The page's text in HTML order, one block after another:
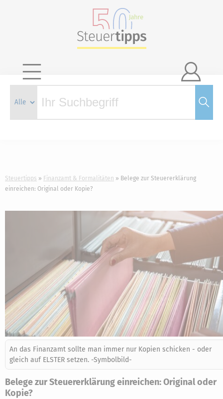

Steuertipps Finanzamt & Formalitäten
Belege zur Steuererklärung
einreichen: Original oder Kopie?
An das Finanzamt sollte man immer nur Kopien schicken - oder
gleich auf ELSTER setzen. -Symbolbild-
Belege zur Steuererklärung einreichen: Original oder
Kopie?